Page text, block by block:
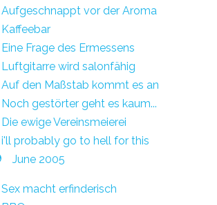
Aufgeschnappt vor der Aroma
Kaffeebar
Eine Frage des Ermessens
Luftgitarre wird salonfähig
Auf den Maßstab kommt es an
Noch gestörter geht es kaum...
Die ewige Vereinsmeierei
i'll probably go to hell for this
June 2005
Sex macht erfinderisch